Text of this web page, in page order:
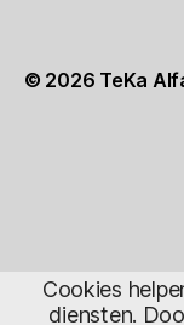
© 2026 TeKa
Cookies
diensten.